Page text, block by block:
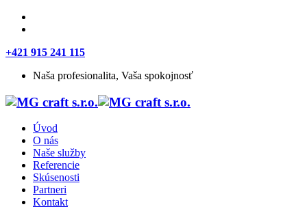
+421 915 241 115
Naša profesionalita, Vaša spokojnosť
Úvod
O nás
Naše služby
Referencie
Skúsenosti
Partneri
Kontakt